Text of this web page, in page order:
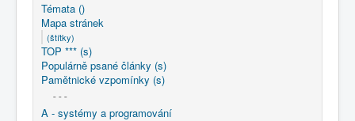
Témata ()
Mapa stránek
(štítky)
TOP *** (s)
Populárně psané články (s)
Pamětnické vzpomínky (s)
- - -
A - systémy a programování